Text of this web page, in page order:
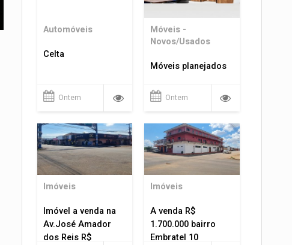
Automóveis
Celta
Ontem
Móveis -
Novos/Usados
Móveis planejados
Ontem
Imóveis
Imóvel a venda na
Av.José Amador
dos Reis R$
Imóveis
A venda R$
1.700.000 bairro
Embratel 10